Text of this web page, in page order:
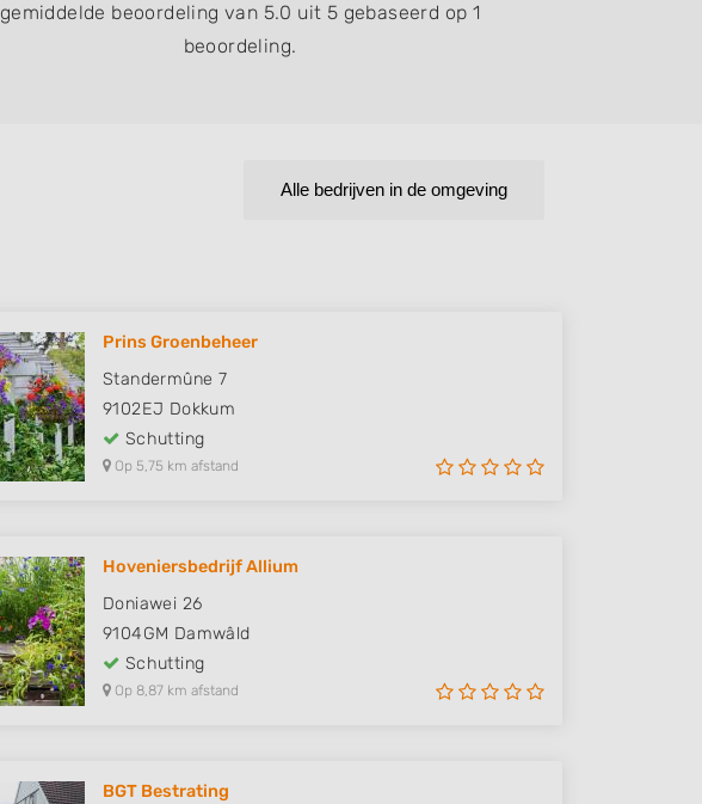
gemiddelde beoordeling van 5.0 uit 5 gebaseerd op 1
beoordeling.
Alle bedrijven in de omgeving
Prins Groenbeheer
Standermûne 7
9102EJ Dokkum
Schutting
Op 5,75 km afstand
Hoveniersbedrijf Allium
Doniawei 26
9104GM Damwâld
Schutting
Op 8,87 km afstand
BGT Bestrating